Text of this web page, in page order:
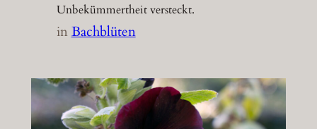
Unbekümmertheit versteckt.
inBachblüten